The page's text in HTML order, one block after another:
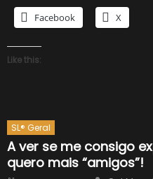
Facebook X
Like this:
SL® Geral
A ver se me consigo
quero mais “amigos”!